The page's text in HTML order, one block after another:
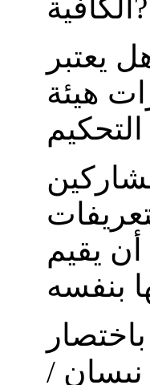
الكافية?
يعتبر
هيئة
يقيم
/